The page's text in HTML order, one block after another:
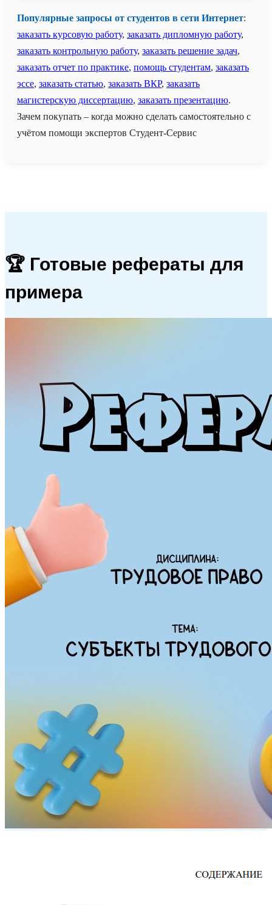
Популярные запросы от студентов в сети Интернет:
заказать курсовую работу, заказать дипломную работу,
заказать контрольную работу, заказать решение задач,
заказать отчет по практике, помощь студентам, заказать
эссе, заказать статью, заказать ВКР, заказать
магистерскую диссертацию, заказать презентацию.
Зачем покупать – когда можно сделать самостоятельно с
учётом помощи экспертов Студент-Сервис
🏆 Готовые рефераты для
примера